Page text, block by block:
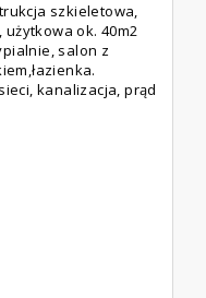
szkieletowa,
ok. 40m2
salon z
kanalizacja, prąd